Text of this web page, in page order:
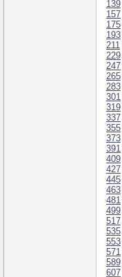
139
157
175
193
211
229
247
265
283
301
319
337
355
373
391
409
427
445
463
481
499
517
535
553
571
589
607